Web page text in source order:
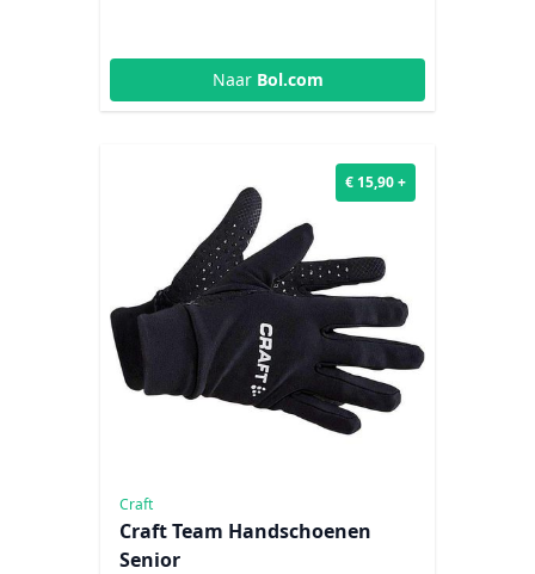
Naar Bol.com
€ 15,90 +
Craft
Craft Team Handschoenen
Senior